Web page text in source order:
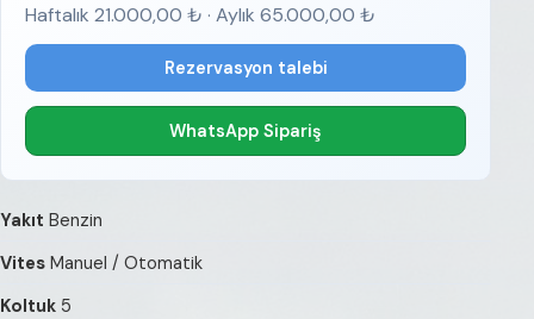
Haftalık 21.000,00 ₺ · Aylık 65.000,00 ₺
Rezervasyon talebi
WhatsApp Sipariş
Yakıt Benzin
Vites Manuel / Otomatik
Koltuk 5